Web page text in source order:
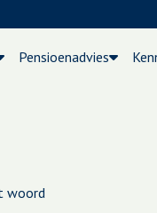
Pensioenadvies
woord